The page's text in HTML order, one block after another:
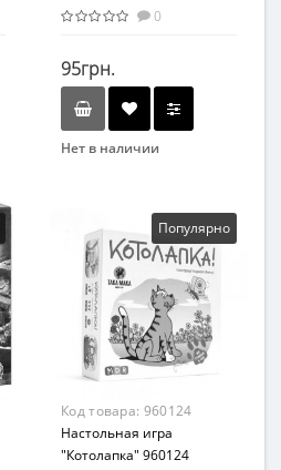
0
95грн.
Нет в наличии
Лото
Возраст
от 3 лет
Жанр
Развивающие
Картон
Популярно
Код товара: 960124
Настольная игра
"Котолапка" 960124